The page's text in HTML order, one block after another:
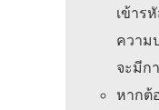
เข้าร
ความ
จะมีก
หากต้